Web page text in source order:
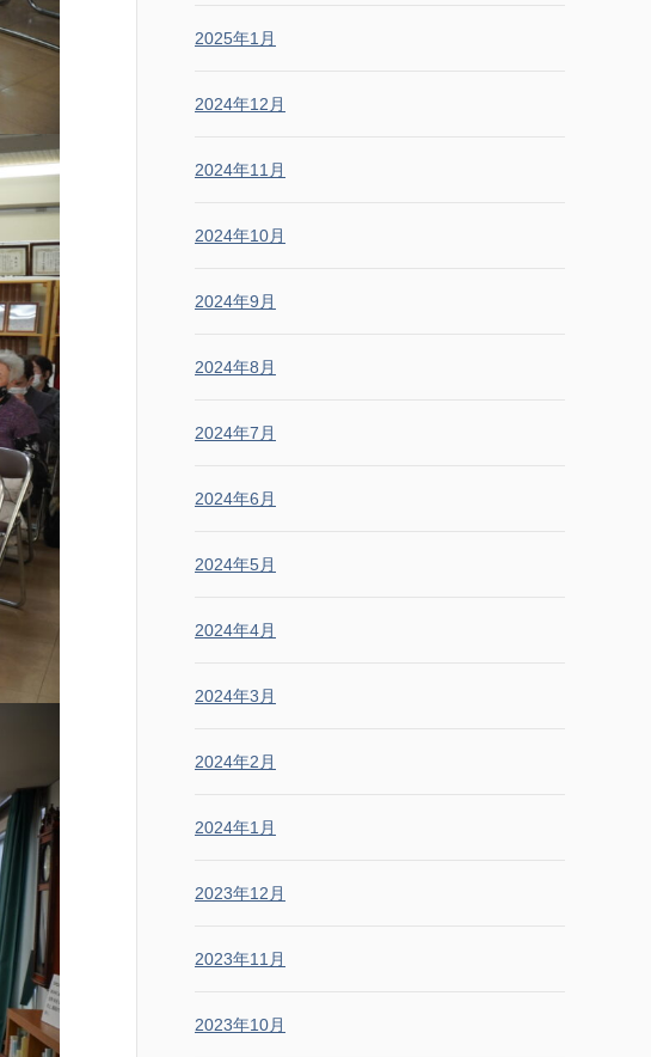
2025年1月
2024年12月
2024年11月
2024年10月
2024年9月
2024年8月
2024年7月
2024年6月
2024年5月
2024年4月
2024年3月
2024年2月
2024年1月
2023年12月
2023年11月
2023年10月